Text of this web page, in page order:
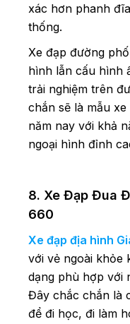
xác hơn phanh
thống.
Xe đạp đường
hình lẫn cấu hình
trải nghiệm trên
chắn sẽ là mẫu
năm nay với khả
ngoại hình đỉnh
8. Xe Đạp Đua
660
Xe đạp địa hình
với vẻ ngoài khỏe
dạng phù hợp với
Đây chắc chắn là
để đi học, đi làm